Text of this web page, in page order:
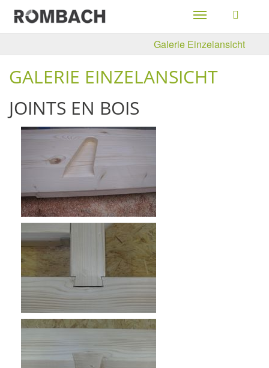
Toggle
navigation
Galerie Einzelansicht
GALERIE EINZELANSICHT
JOINTS EN BOIS